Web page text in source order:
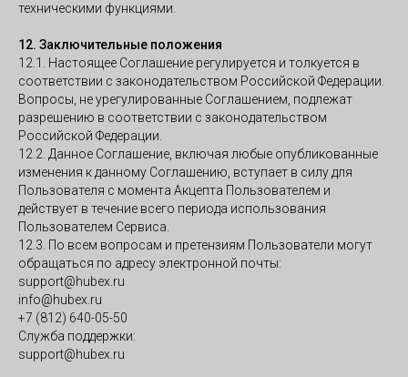
техническими функциями.
12. Заключительные положения
12.1. Настоящее Соглашение регулируется и толкуется в
соответствии с законодательством Российской Федерации.
Вопросы, не урегулированные Соглашением, подлежат
разрешению в соответствии с законодательством
Российской Федерации.
12.2. Данное Соглашение, включая любые опубликованные
изменения к данному Соглашению, вступает в силу для
Пользователя с момента Акцепта Пользователем и
действует в течение всего периода использования
Пользователем Сервиса.
12.3. По всем вопросам и претензиям Пользователи могут
обращаться по адресу электронной почты:
support@hubex.ru
info@hubex.ru
+7 (812) 640-05-50
Служба поддержки:
support@hubex.ru
Скачать